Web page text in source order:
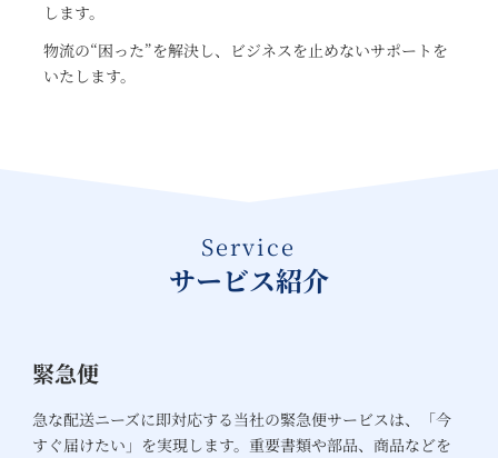
します。
物流の“困った”を解決し、ビジネスを止めないサポートを
いたします。
Service
サービス紹介
緊急便
急な配送ニーズに即対応する当社の緊急便サービスは、「今
すぐ届けたい」を実現します。重要書類や部品、商品などを